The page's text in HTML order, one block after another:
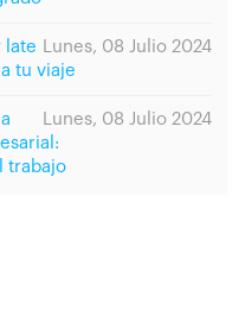
Lunes, 08 Julio 2024
late
tu viaje
Lunes, 08 Julio 2024
trabajo